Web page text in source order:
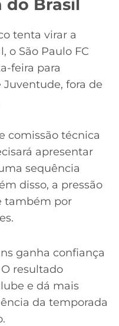
do Brasil
tenta virar a
o São Paulo FC
feira para
fora de
comissão técnica
apresentar
sequência
disso, a pressão
também por
ganha confiança
resultado
e dá mais
da temporada